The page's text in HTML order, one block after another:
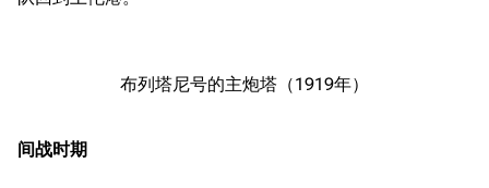
布列塔尼号的主炮塔（1919年）
间战时期